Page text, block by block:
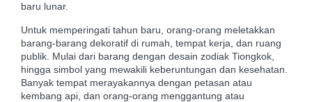
baru lunar.
Untuk memperingati tahun baru, orang-orang meletakkan
barang-barang dekoratif di rumah, tempat kerja, dan ruang
publik. Mulai dari barang dengan desain zodiak Tiongkok,
hingga simbol yang mewakili keberuntungan dan kesehatan.
Banyak tempat merayakannya dengan petasan atau
kembang api, dan orang-orang menggantung atau